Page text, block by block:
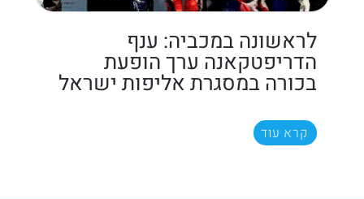
לראשונה במכביה: ענף
הדריפטקאנה ערך הופעת
בכורה במסגרת אליפות ישראל
קרא עוד